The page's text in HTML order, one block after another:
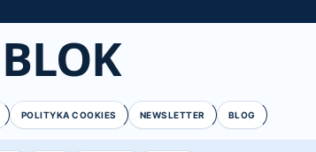
POLITYKA COOKIES NEWSLETTER BLOG